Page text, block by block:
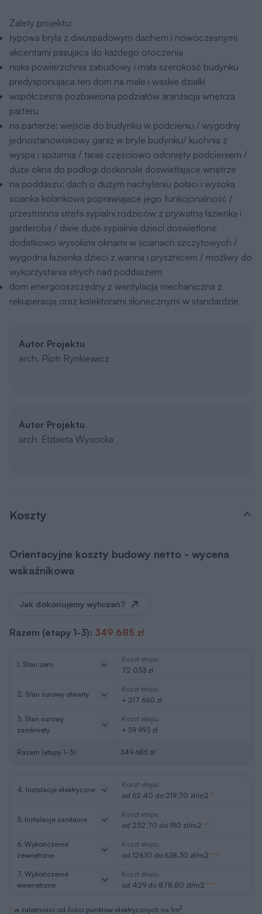
Zalety projektu:
typowa bryła z dwuspadowym dachem i nowoczesnymi
akcentami pasująca do każdego otoczenia
niska powierzchnia zabudowy i mała szerokość budynku
predysponująca ten dom na małe i wąskie działki
współczesna pozbawiona podziałów aranżacja wnętrza
parteru
na parterze: wejście do budynku w podcieniu / wygodny
jednostanowiskowy garaż w bryle budynku/ kuchnia z
wyspą i spiżarnią / taras częściowo osłonięty podcieniem /
duże okna do podłogi doskonale doświetlające wnętrze
na poddaszu: dach o dużym nachyleniu połaci i wysoka
ścianka kolankowa poprawiające jego funkcjonalność /
przestronna strefa sypialni rodziców z prywatną łazienką i
garderobą / dwie duże sypialnie dzieci doświetlone
dodatkowo wysokimi oknami w ścianach szczytowych /
wygodna łazienka dzieci z wanną i prysznicem / możliwy do
wykorzystania strych nad poddaszem
dom energooszczędny z wentylacją mechaniczną z
rekuperacją oraz kolektorami słonecznymi w standardzie
Autor Projektu
arch. Piotr Rynkiewicz
Autor Projektu
arch. Elżbieta Wysocka
Koszty
Orientacyjne koszty budowy netto - wycena
wskaźnikowa
Jak dokonujemy wyliczeń?
Razem (etapy 1-3): 349 685 zł
1. Stan zero
Koszt etapu
72 033 zł
2. Stan surowy otwarty
Koszt etapu
+ 217 660 zł
3. Stan surowy
zamknięty
Koszt etapu
+ 59 993 zł
Razem (etapy 1-3): 349 685 zł
4. Instalacje elektryczne
Koszt etapu
od 62,40 do 219,70 zł/m2 *
5. Instalacje sanitarne
Koszt etapu
od 232,70 do 910 zł/m2 **
6. Wykończenie
zewnętrzne
Koszt etapu
od 126,10 do 638,30 zł/m2 ***
7. Wykończenie
wewnętrzne
Koszt etapu
od 429 do 878,80 zł/m2 ***
* w zależności od ilości punktów elektrycznych na 1m2